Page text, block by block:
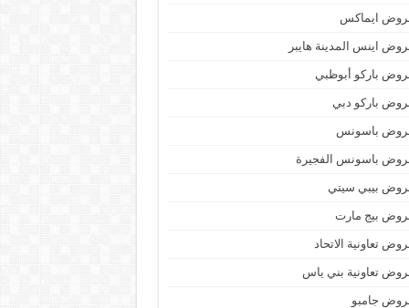
ايماكس
اينس المدينة هايبر
باركو أبوظبي
باركو دبي
باسونس
باسونس الفجيرة
بيبي سيتي
بيج مارت
تعاونية الاتحاد
تعاونية بني ياس
جامبو